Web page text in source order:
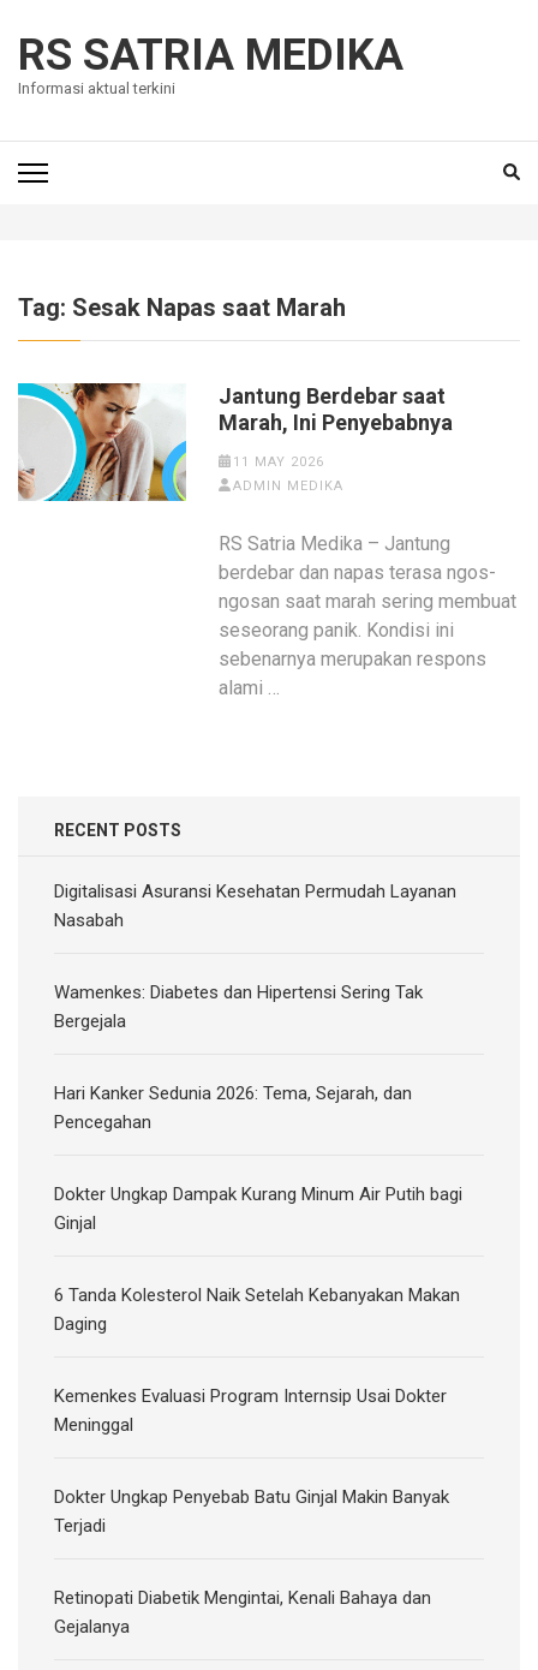
content
(Press
RS SATRIA MEDIKA
Informasi aktual terkini
Tag: Sesak Napas saat Marah
Jantung Berdebar saat
Marah, Ini Penyebabnya
11 MAY 2026
ADMIN MEDIKA
RS Satria Medika – Jantung
berdebar dan napas terasa ngos-
ngosan saat marah sering membuat
seseorang panik. Kondisi ini
sebenarnya merupakan respons
alami …
RECENT POSTS
Digitalisasi Asuransi Kesehatan Permudah Layanan
Nasabah
Wamenkes: Diabetes dan Hipertensi Sering Tak
Bergejala
Hari Kanker Sedunia 2026: Tema, Sejarah, dan
Pencegahan
Dokter Ungkap Dampak Kurang Minum Air Putih bagi
Ginjal
6 Tanda Kolesterol Naik Setelah Kebanyakan Makan
Daging
Kemenkes Evaluasi Program Internsip Usai Dokter
Meninggal
Dokter Ungkap Penyebab Batu Ginjal Makin Banyak
Terjadi
Retinopati Diabetik Mengintai, Kenali Bahaya dan
Gejalanya